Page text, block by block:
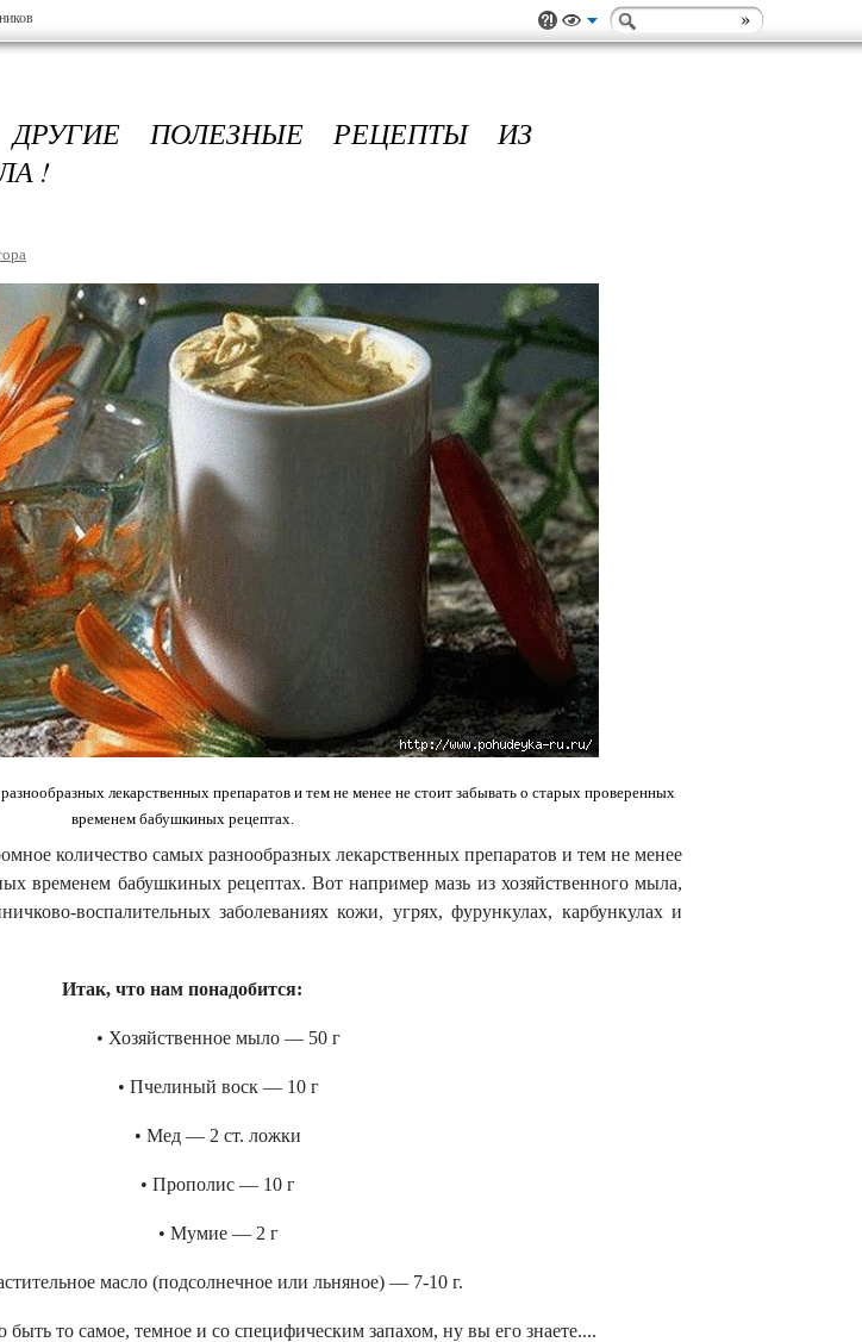
ПОЛЕЗНЫЕ РЕЦЕПТЫ ИЗ
!
лекарственных препаратов и тем не менее не стоит забывать о старых проверенных
временем бабушкиных рецептах.
количество самых разнообразных лекарственных препаратов и тем не менее
временем бабушкиных рецептах. Вот например мазь из хозяйственного мыла,
воспалительных заболеваниях кожи, угрях, фурункулах, карбункулах и
Итак, что нам понадобится:
• Хозяйственное мыло — 50 г
• Пчелиный воск — 10 г
• Мед — 2 ст. ложки
• Прополис — 10 г
• Мумие — 2 г
масло (подсолнечное или льняное) — 7-10 г.
то самое, темное и со специфическим запахом, ну вы его знаете....